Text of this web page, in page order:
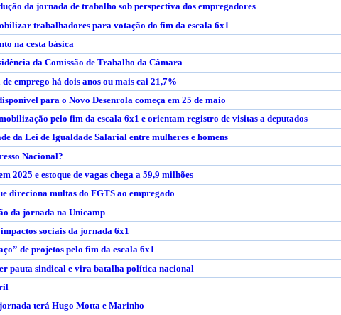
da jornada de trabalho sob perspectiva dos empregadores
trabalhadores para votação do fim da escala 6x1
na cesta básica
da Comissão de Trabalho da Câmara
de emprego há dois anos ou mais cai 21,7%
para o Novo Desenrola começa em 25 de maio
pelo fim da escala 6x1 e orientam registro de visitas a deputados
da Lei de Igualdade Salarial entre mulheres e homens
Nacional?
2025 e estoque de vagas chega a 59,9 milhões
direciona multas do FGTS ao empregado
da jornada na Unicamp
sociais da jornada 6x1
de projetos pelo fim da escala 6x1
pauta sindical e vira batalha política nacional
terá Hugo Motta e Marinho